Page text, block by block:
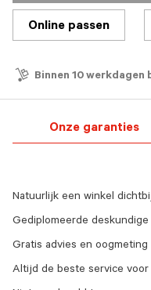
Online passen
Binnen 10
Onze garanties
Natuurlijk een winkel
Gediplomeerde
Gratis advies en oogmeting
Altijd de beste service